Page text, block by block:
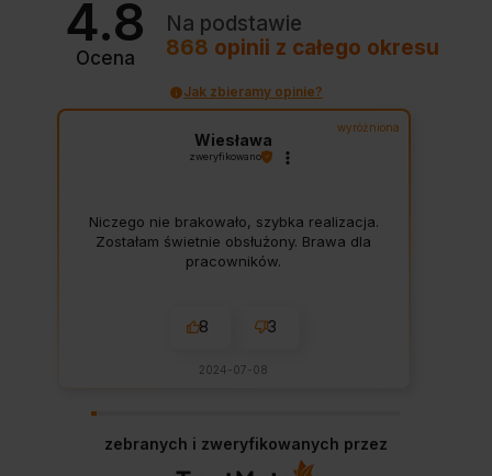
4.8
Ocena
Na podstawie
868 opinii z całego okresu
Jak zbieramy opinie?
wyróżniona
Wiesława
zweryfikowano
Niczego nie brakowało, szybka realizacja.
Zostałam świetnie obsłużony. Brawa dla
pracowników.
8 3
2024-07-08
zebranych i zweryfikowanych przez